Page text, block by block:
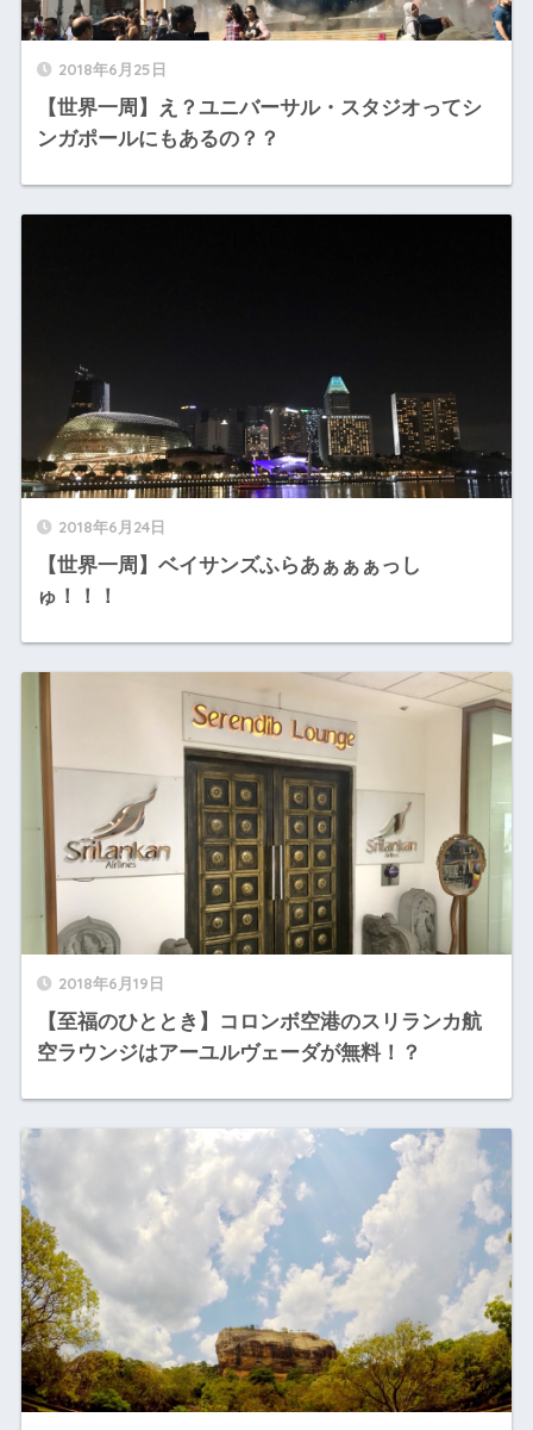
2018年6月25日
【世界一周】え？ユニバーサル・スタジオってシ
ンガポールにもあるの？？
2018年6月24日
【世界一周】ベイサンズふらあぁぁぁっし
ゅ！！！
2018年6月19日
【至福のひととき】コロンボ空港のスリランカ航
空ラウンジはアーユルヴェーダが無料！？